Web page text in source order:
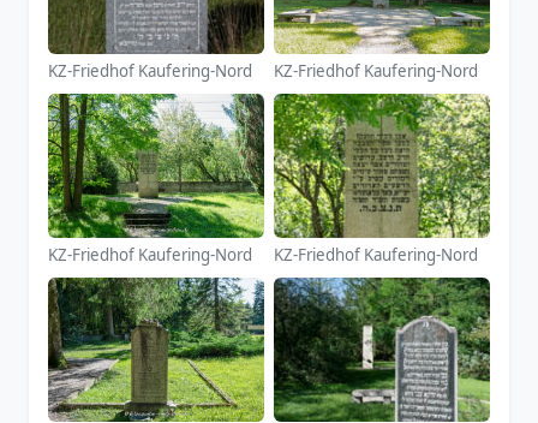
KZ-Friedhof Kaufering-Nord KZ-Friedhof Kaufering-Nord
KZ-Friedhof Kaufering-Nord KZ-Friedhof Kaufering-Nord